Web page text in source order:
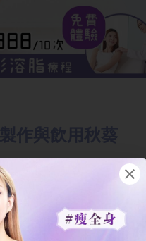
效果，正確的製
誤以為要把秋葵